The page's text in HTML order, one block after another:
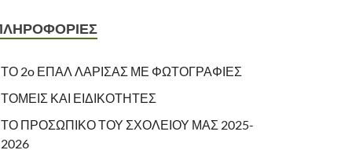
ΤΟ 2o ΕΠΑΛ ΛΑΡΙΣΑΣ ΜΕ ΦΩΤΟΓΡΑΦΙΕΣ
ΤΟΜΕΙΣ ΚΑΙ ΕΙΔΙΚΟΤΗΤΕΣ
ΤΟ ΠΡΟΣΩΠΙΚΟ ΤΟΥ ΣΧΟΛΕΙΟΥ ΜΑΣ 2025-
2026